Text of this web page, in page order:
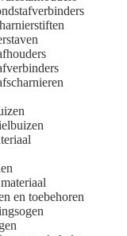
en toebehoren